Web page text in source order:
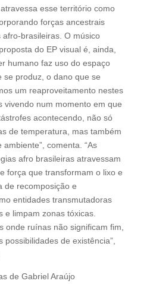
esse território como
forças ancestrais
brasileiras. O músico
do EP visual é, ainda,
humano faz uso do espaço
se produz, o dano que se
um reaproveitamento nestes
vivendo num momento em que
acontecendo, não só
de temperatura, mas também
comenta. “As
afro brasileiras atravessam
força que transformam o lixo e
de recomposição e
entidades transmutadoras
e limpam zonas tóxicas.
onde ruínas não significam fim,
de existência”,
de Gabriel Araújo